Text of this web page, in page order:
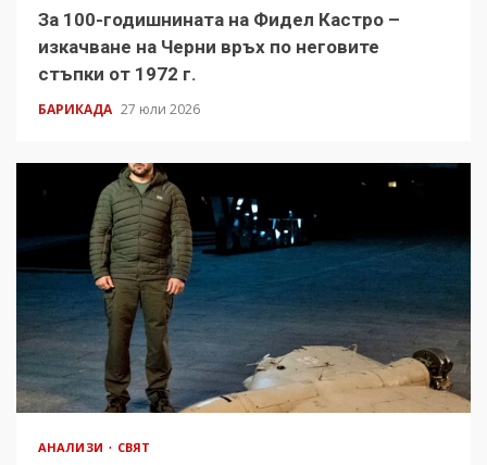
За 100-годишнината на Фидел Кастро –
изкачване на Черни връх по неговите
стъпки от 1972 г.
БАРИКАДА 27 юли 2026
АНАЛИЗИ СВЯТ